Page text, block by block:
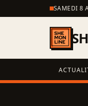
SAMEDI 8